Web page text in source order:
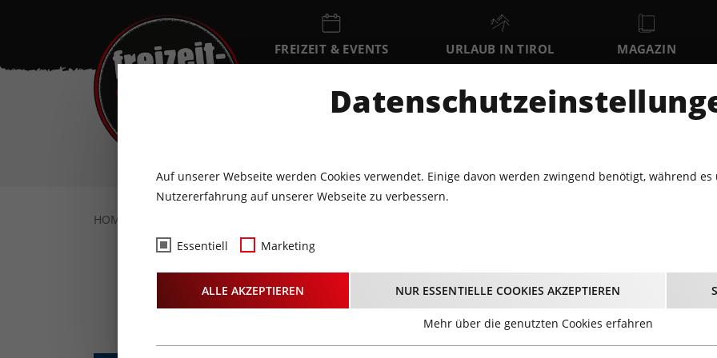
FREIZEIT & EVENTS URLAUB IN TIROL MAGAZIN
EVENTKALENDER
SO MO DI 12
HOME
EBERSPÄCHER Rodel-
14.01.2024 - Beginn 10:00 Uhr
Auf unserer Webseite werden Cookies verwendet. Einige davon werden zwingend benötigt, während
Nutzererfahrung auf unserer Webseite zu verbessern.
Essentiell Marketing
ALLE AKZEPTIEREN NUR ESSENTIELLE COOKIES AKZEPTIEREN
Mehr über die genutzten Cookies erfahren